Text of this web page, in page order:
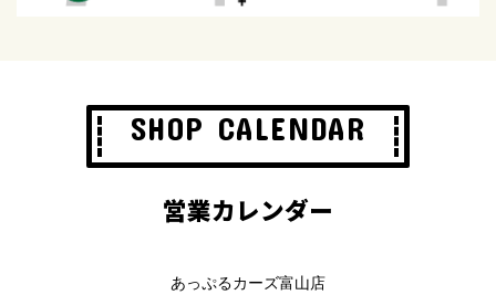
SHOP CALENDAR
営業カレンダー
あっぷるカーズ富山店